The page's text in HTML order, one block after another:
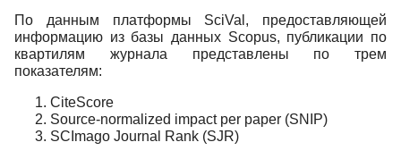
По данным платформы SciVal, предоставляющей
информацию из базы данных Scopus, публикации по
квартилям журнала представлены по трем
показателям:
CiteScore
Source-normalized impact per paper (SNIP)
SCImago Journal Rank (SJR)